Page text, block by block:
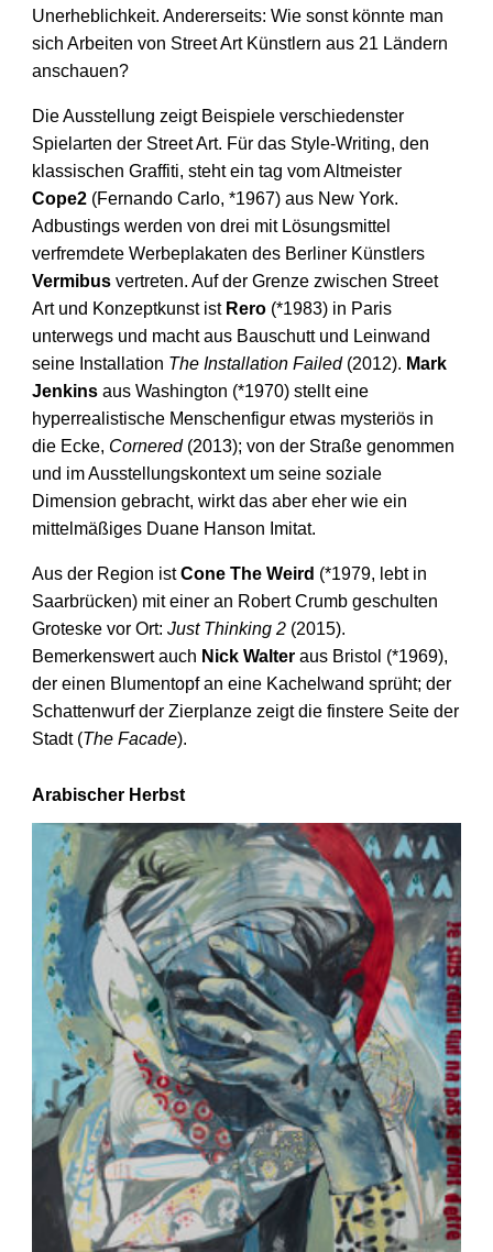
Unerheblichkeit. Andererseits: Wie sonst könnte man
sich Arbeiten von Street Art Künstlern aus 21 Ländern
anschauen?
Die Ausstellung zeigt Beispiele verschiedenster
Spielarten der Street Art. Für das Style-Writing, den
klassischen Graffiti, steht ein tag vom Altmeister
Cope2(Fernando Carlo, *1967) aus New York.
Adbustings werden von drei mit Lösungs­mittel
verfremdete Werbeplakaten des Berliner Künstlers
Vermibusvertreten. Auf der Grenze zwischen Street
Art und Konzeptkunst ist Rero(*1983) in Paris
unterwegs und macht aus Bauschutt und Leinwand
seine Installation The Installation Failed(2012). Mark
Jenkinsaus Washington (*1970) stellt eine
hyperrealistische Menschenfigur etwas mysteriös in
die Ecke, Cornered(2013); von der Straße genommen
und im Ausstellungskontext um seine soziale
Dimension gebracht, wirkt das aber eher wie ein
mittelmäßiges Duane Hanson Imitat.
Aus der Region istCone The Weird (*1979, lebt in
Saarbrücken) mit einer an Robert Crumb geschulten
Groteske vor Ort: Just Thinking 2(2015).
Bemerkenswert auch Nick Walteraus Bristol (*1969),
der einen Blumentopf an eine Kachelwand sprüht; der
Schattenwurf der Zierplanze zeigt die finstere Seite der
Stadt (The Facade).
Arabischer Herbst